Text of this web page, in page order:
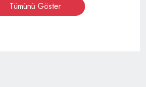
Tümünü Göster